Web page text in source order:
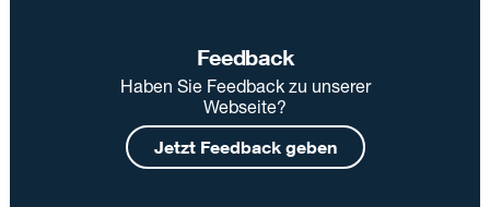
Feedback
Haben Sie Feedback zu unserer
Webseite?
Jetzt Feedback geben